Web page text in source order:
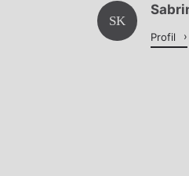
SK
Profil